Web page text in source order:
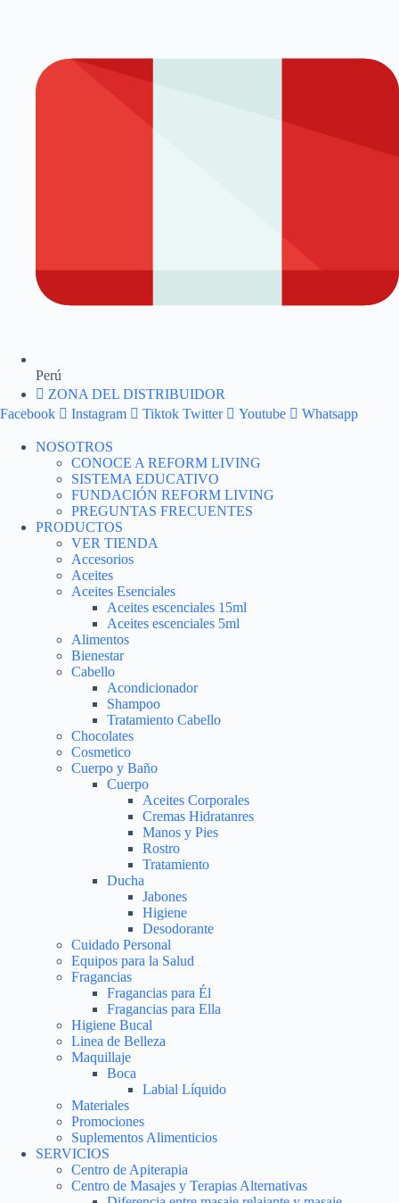
Perú
ZONA DEL DISTRIBUIDOR
Facebook
Instagram Tiktok Twitter Youtube Whatsapp
NOSOTROS
CONOCE A REFORM LIVING
SISTEMA EDUCATIVO
FUNDACIÓN REFORM LIVING
PREGUNTAS FRECUENTES
PRODUCTOS
VER TIENDA
Accesorios
Aceites
Aceites Esenciales
Aceites escenciales 15ml
Aceites escenciales 5ml
Alimentos
Bienestar
Cabello
Acondicionador
Shampoo
Tratamiento Cabello
Chocolates
Cosmetico
Cuerpo y Baño
Cuerpo
Aceites Corporales
Cremas Hidratanres
Manos y Pies
Rostro
Tratamiento
Ducha
Jabones
Higiene
Desodorante
Cuidado Personal
Equipos para la Salud
Fragancias
Fragancias para Él
Fragancias para Ella
Higiene Bucal
Linea de Belleza
Maquillaje
Boca
Labial Líquido
Materiales
Promociones
Suplementos Alimenticios
SERVICIOS
Centro de Apiterapia
Centro de Masajes y Terapias Alternativas